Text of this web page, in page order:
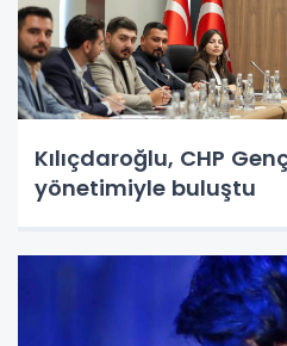
Kılıçdaroğlu, CHP
yönetimiyle buluştu